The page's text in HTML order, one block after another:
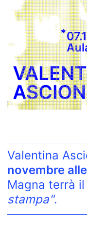
Valentina
novembre
Magna terrà
stampa".